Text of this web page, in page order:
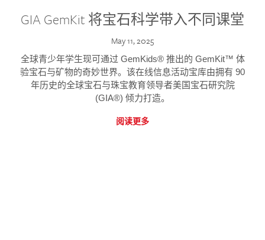
GIA GemKit 将宝石科学带入不同课堂
May 11, 2025
全球青少年学生现可通过 GemKids® 推出的 GemKit™ 体
验宝石与矿物的奇妙世界。该在线信息活动宝库由拥有 90
年历史的全球宝石与珠宝教育领导者美国宝石研究院
(GIA®) 倾力打造。
阅读更多